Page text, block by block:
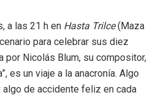
a las 21 h en Hasta Trilce(Maza
para celebrar sus diez
por Nicolás Blum, su compositor,
es un viaje a la anacronía. Algo
de accidente feliz en cada